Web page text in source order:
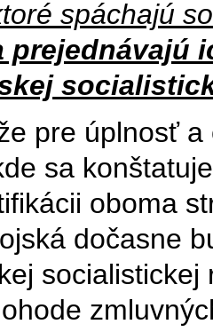
spáchajú
prejednávajú
pre úplnosť
sa
oboma
dočasne